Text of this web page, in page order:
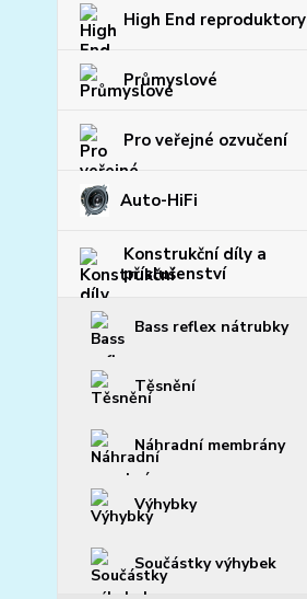
High End reproduktory
Průmyslové
Pro veřejné ozvučení
Auto-HiFi
Konstrukční díly a
příslušenství
Bass reflex nátrubky
Těsnění
Náhradní membrány
Výhybky
Součástky výhybek